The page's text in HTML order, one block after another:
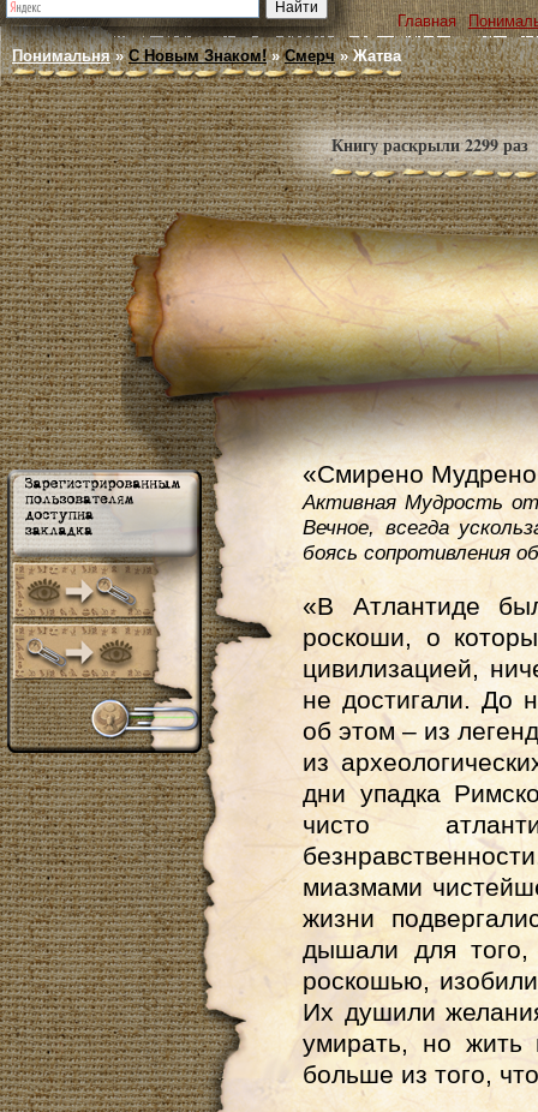
Главная
Понимальня»С Новым Знаком!»Смерч»Жатва
Книгу раскрыли 2299 раз
«Смирено
Активная Мудрость
Вечное, всегда
боясь сопротивления
«В Атлантиде
роскоши, о
цивилизацией,
не достигали. До
об этом – из
из
дни упадка
чисто
миазмами
жизни
дышали для того,
роскошью,
Их душили
умирать, но
больше из того,